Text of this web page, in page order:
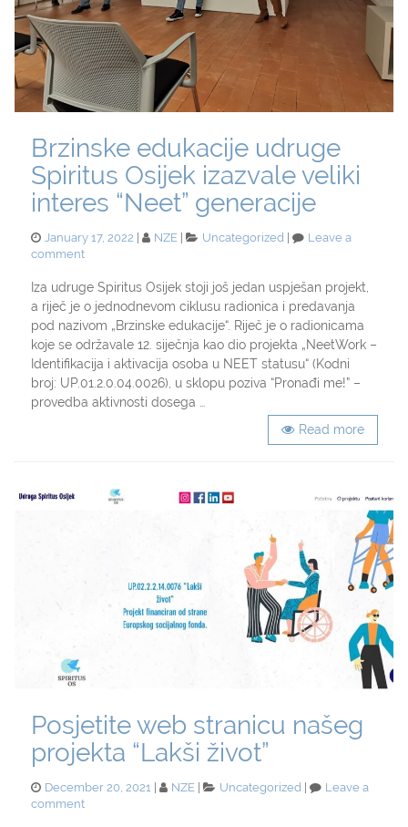
Brzinske edukacije udruge
Spiritus Osijek izazvale veliki
interes “Neet” generacije
Posted
on
January 17, 2022 NZE Categories
Uncategorized
Leave a
commenton
edukacije
udruge
Spiritus
Osijek
izazvale
veliki
interes
“Neet”
Iza udruge Spiritus Osijek stoji još jedan uspješan projekt,
a riječ je o jednodnevom ciklusu radionica i predavanja
pod nazivom „Brzinske edukacije“. Riječ je o radionicama
koje se održavale 12. siječnja kao dio projekta „NeetWork –
Identifikacija i aktivacija osoba u NEET statusu“ (Kodni
broj: UP.01.2.0.04.0026), u sklopu poziva “Pronađi me!” –
provedba aktivnosti dosega …
Read more
Posjetite web stranicu našeg
projekta “Lakši život”
Posted
on
December 20, 2021 NZE Categories
Uncategorized
Leave a
commenton